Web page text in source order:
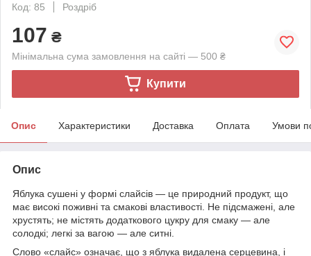
Код: 85
Роздріб
107 ₴
Мінімальна сума замовлення на сайті — 500 ₴
Купити
Опис Характеристики Доставка Оплата Умови
Опис
Яблука сушені у формі слайсів — це природний продукт, що
має високі поживні та смакові властивості. Не підсмажені, але
хрустять; не містять додаткового цукру для смаку — але
солодкі; легкі за вагою — але ситні.
Слово «слайс» означає, що з яблука видалена серцевина, і